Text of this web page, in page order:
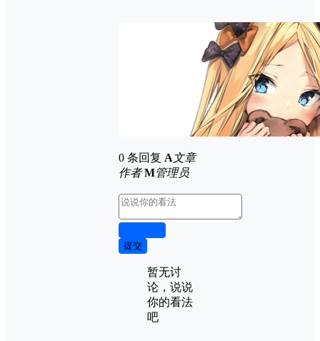
0 条回复 A文章
作者 M管理员
提交
暂无讨
论，说说
你的看法
吧